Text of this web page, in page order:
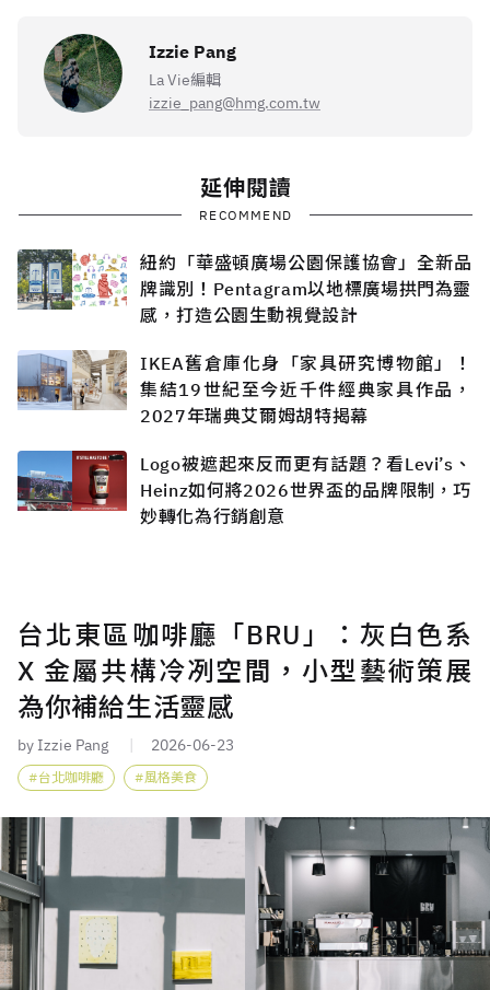
Izzie Pang
La Vie編輯
izzie_pang@hmg.com.tw
延伸閱讀
RECOMMEND
紐約「華盛頓廣場公園保護協會」全新品
牌識別！Pentagram以地標廣場拱門為靈
感，打造公園生動視覺設計
IKEA舊倉庫化身「家具研究博物館」！
集結19世紀至今近千件經典家具作品，
2027年瑞典艾爾姆胡特揭幕
Logo被遮起來反而更有話題？看Levi’s、
Heinz如何將2026世界盃的品牌限制，巧
妙轉化為行銷創意
台北東區咖啡廳「BRU」：灰白色系
X 金屬共構冷冽空間，小型藝術策展
為你補給生活靈感
by Izzie Pang 2026-06-23
台北咖啡廳 風格美食